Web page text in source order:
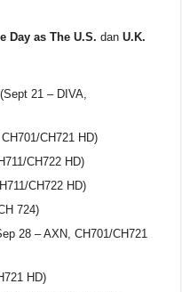
Day as The U.S.danU.K.
(Sept 21 – DIVA,
CH721 HD)
CH722 HD)
CH722 HD)
724)
28 – AXN, CH701/CH721
HD)